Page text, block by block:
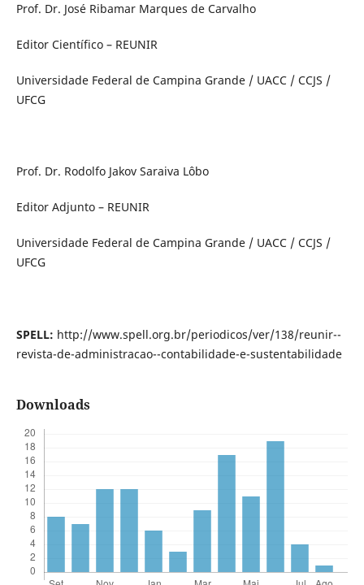
Prof. Dr. José Ribamar Marques de Carvalho
Editor Científico – REUNIR
Universidade Federal de Campina Grande / UACC / CCJS /
UFCG
Prof. Dr. Rodolfo Jakov Saraiva Lôbo
Editor Adjunto – REUNIR
Universidade Federal de Campina Grande / UACC / CCJS /
UFCG
SPELL: http://www.spell.org.br/periodicos/ver/138/reunir--
revista-de-administracao--contabilidade-e-sustentabilidade
Downloads